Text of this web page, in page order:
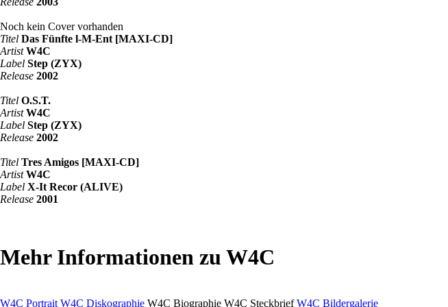
Noch kein Cover vorhanden
Titel Das Fünfte l-M-Ent [MAXI-CD]
Artist W4C
Label Step (ZYX)
Release 2002
Titel O.S.T.
Artist W4C
Label Step (ZYX)
Release 2002
Titel Tres Amigos [MAXI-CD]
Artist W4C
Label X-It Recor (ALIVE)
Release 2001
Mehr Informationen zu W4C
W4C Portrait W4C Diskographie W4C Biographie W4C Steckbrief W4C Bildergalerie